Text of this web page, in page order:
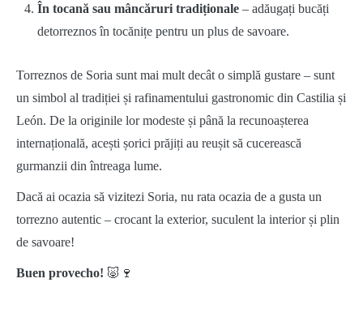
În tocană sau mâncăruri tradiționale– adăugați bucăți
detorreznos în tocănițe pentru un plus de savoare.
Torreznos de Soria sunt mai mult decât o simplă gustare – sunt
un simbol al tradiției și rafinamentului gastronomic din Castilia și
León. De la originile lor modeste și până la recunoașterea
internațională, acești șorici prăjiți au reușit să cucerească
gurmanzii din întreaga lume.
Dacă ai ocazia să vizitezi Soria, nu rata ocazia de a gusta un
torrezno autentic – crocant la exterior, suculent la interior și plin
de savoare!
Buen provecho! 🐷🍷